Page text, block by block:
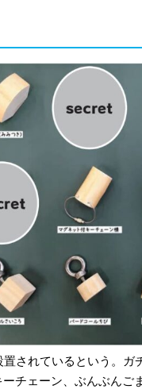
されているという。
チェーン、ぶんぶんご